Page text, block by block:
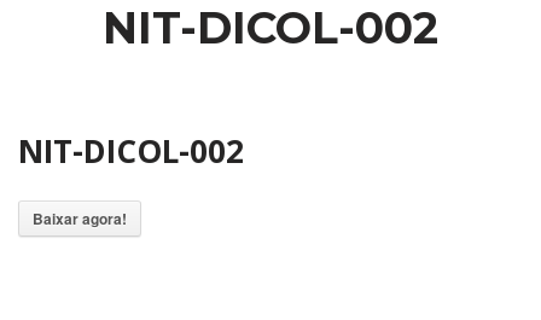
NIT-DICOL-002
NIT-DICOL-002
Baixar agora!